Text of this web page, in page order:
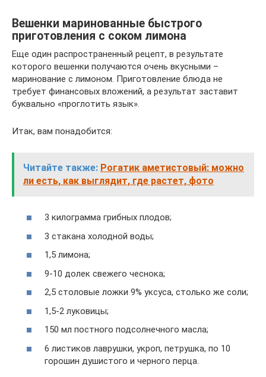
Вешенки маринованные быстрого
приготовления с соком лимона
Еще один распространенный рецепт, в результате
которого вешенки получаются очень вкусными –
маринование с лимоном. Приготовление блюда не
требует финансовых вложений, а результат заставит
буквально «проглотить язык».
Итак, вам понадобится:
Читайте также: Рогатик аметистовый: можно
ли есть, как выглядит, где растет, фото
3 килограмма грибных плодов;
3 стакана холодной воды;
1,5 лимона;
9-10 долек свежего чеснока;
2,5 столовые ложки 9% уксуса, столько же соли;
1,5-2 луковицы;
150 мл постного подсолнечного масла;
6 листиков лаврушки, укроп, петрушка, по 10
горошин душистого и черного перца.